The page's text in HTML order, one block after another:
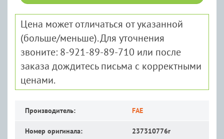
Цена может отличаться от указанной
(больше/меньше). Для уточнения
звоните: 8-921-89-89-710 или после
заказа дождитесь письма с корректными
ценами.
Производитель: FAE
Номер оригинала: 237310776r